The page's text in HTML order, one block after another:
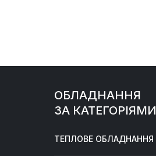
ОБЛАДНАННЯ
ЗА КАТЕГОРІЯМИ
ТЕПЛОВЕ ОБЛАДНАННЯ